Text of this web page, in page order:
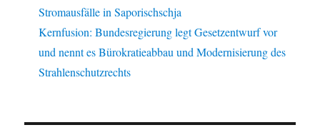
Stromausfälle in Saporischschja
Kernfusion: Bundesregierung legt Gesetzentwurf vor
und nennt es Bürokratieabbau und Modernisierung des
Strahlenschutzrechts